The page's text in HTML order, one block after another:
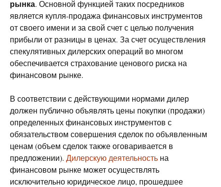
рынка. Основной функцией таких посредников
является купля-продажа финансовых инструментов
от своего имени и за свой счет с целью получения
прибыли от разницы в ценах. За счет осуществления
спекулятивных дилерских операций во многом
обеспечивается страхование ценового риска на
финансовом рынке.
В соответствии с действующими нормами дилер
должен публично объявлять цены покупки (продажи)
определенных финансовых инструментов с
обязательством совершения сделок по объявленным
ценам (объем сделок также оговаривается в
предложении). Дилерскую деятельность на
финансовом рынке может осуществлять
исключительно юридическое лицо, прошедшее